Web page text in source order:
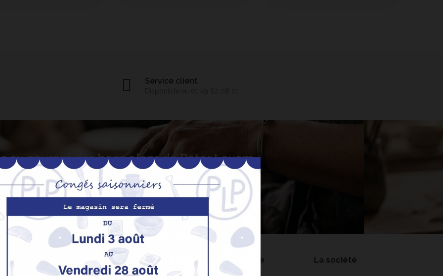
Service client
au courant des bons plans de Peter Lavem
S’abonner
Nos produits Mon compte La société